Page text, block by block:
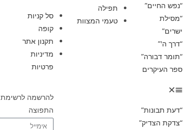
“נפש החיים”
“מסילת
ישרים”
“דרך ה'”
“תומר דבורה”
ספר העיקרים
“דעת תבונות”
“צדקת הצדיק”
תפילה
טעמי המצוות
סל קניות
קופה
תקנון אתר
מדיניות
פרטיות
להרשמה לרשימת
התפוצה